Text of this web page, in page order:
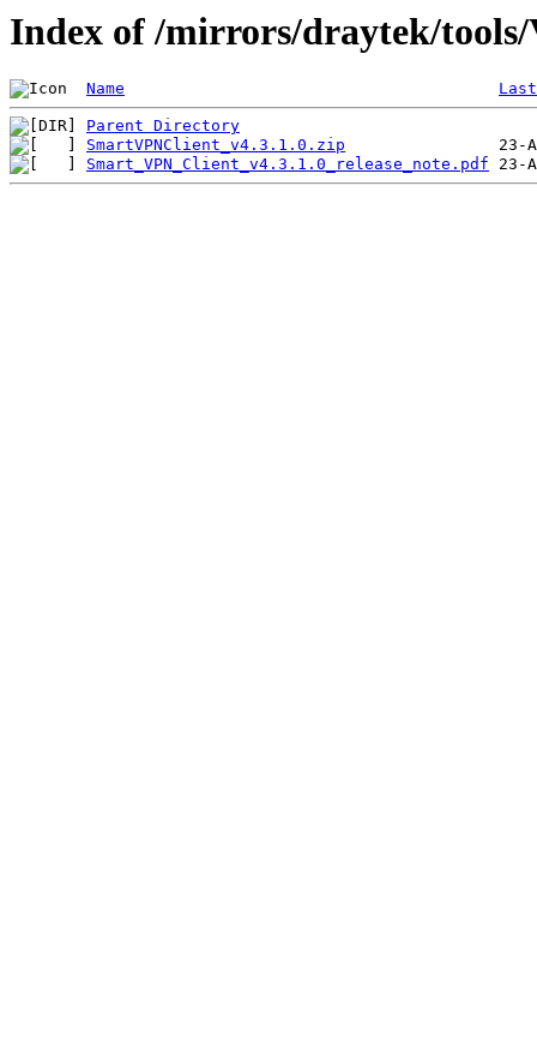
Index of /mirrors/draytek/tools/
Name
Parent Directory
SmartVPNClient_v4.3.1.0.zip
Smart_VPN_Client_v4.3.1.0_release_note.pdf